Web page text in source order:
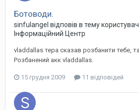
Ботоводи.
sinfulangel відповів в тему
Інформаційний Центр
vladdallas тера сказав розбанити тебе,
Розбанений акк vladdallas.
15 грудня 2009 11 відповідей